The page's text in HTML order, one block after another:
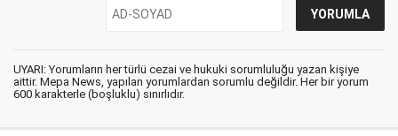
UYARI: Yorumların her türlü cezai ve hukuki sorumluluğu yazan kişiye
aittir. Mepa News, yapılan yorumlardan sorumlu değildir. Her bir yorum
600 karakterle (boşluklu) sınırlıdır.